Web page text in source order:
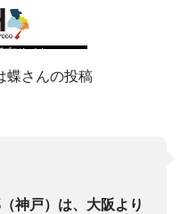
プロジェクト
蝶さんの投稿
神戸）は、大阪より